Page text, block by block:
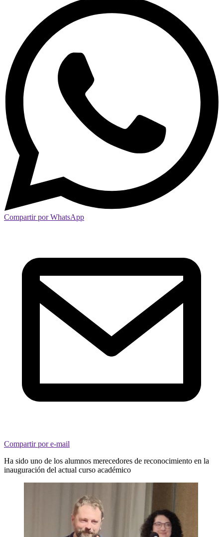
Compartir por WhatsApp
Compartir por e-mail
Ha sido uno de los alumnos merecedores de reconocimiento en la
inauguración del actual curso académico